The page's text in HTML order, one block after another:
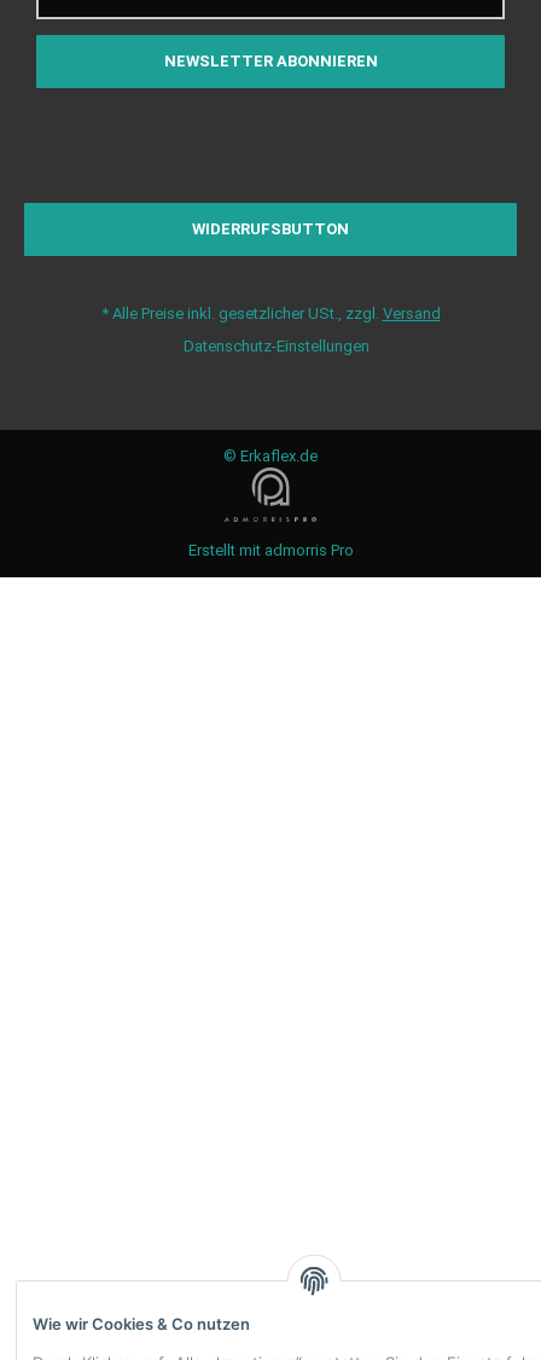
NEWSLETTER ABONNIEREN
WIDERRUFSBUTTON
*Alle Preise inkl. gesetzlicher USt., zzgl. Versand
Datenschutz-Einstellungen
© Erkaflex.de
Erstellt mit admorris Pro
Wie wir Cookies & Co nutzen